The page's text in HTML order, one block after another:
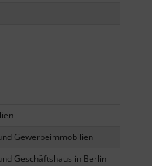
Gewerbeimmobilien
Geschäftshaus in Berlin